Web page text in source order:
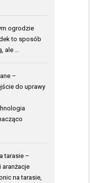
ogrodzie
to sposób
ale …
–
do uprawy
tarasie –
aranżacje
na tarasie,